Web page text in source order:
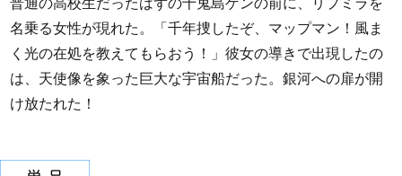
普通の高校生だったはずの十鬼島ゲンの前に、リプミラを
名乗る女性が現れた。「千年捜したぞ、マップマン！風ま
く光の在処を教えてもらおう！」彼女の導きで出現したの
は、天使像を象った巨大な宇宙船だった。銀河への扉が開
け放たれた！